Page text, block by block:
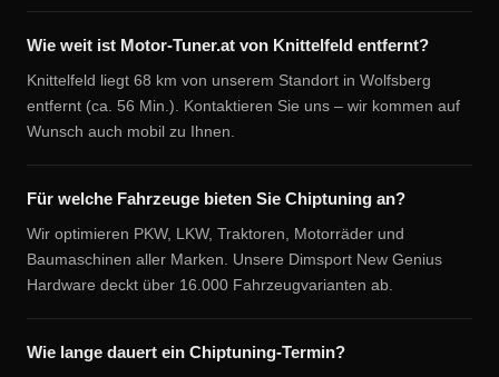
Wie weit ist Motor-Tuner.at von Knittelfeld entfernt?
Knittelfeld liegt 68 km von unserem Standort in Wolfsberg
entfernt (ca. 56 Min.). Kontaktieren Sie uns – wir kommen auf
Wunsch auch mobil zu Ihnen.
Für welche Fahrzeuge bieten Sie Chiptuning an?
Wir optimieren PKW, LKW, Traktoren, Motorräder und
Baumaschinen aller Marken. Unsere Dimsport New Genius
Hardware deckt über 16.000 Fahrzeugvarianten ab.
Wie lange dauert ein Chiptuning-Termin?